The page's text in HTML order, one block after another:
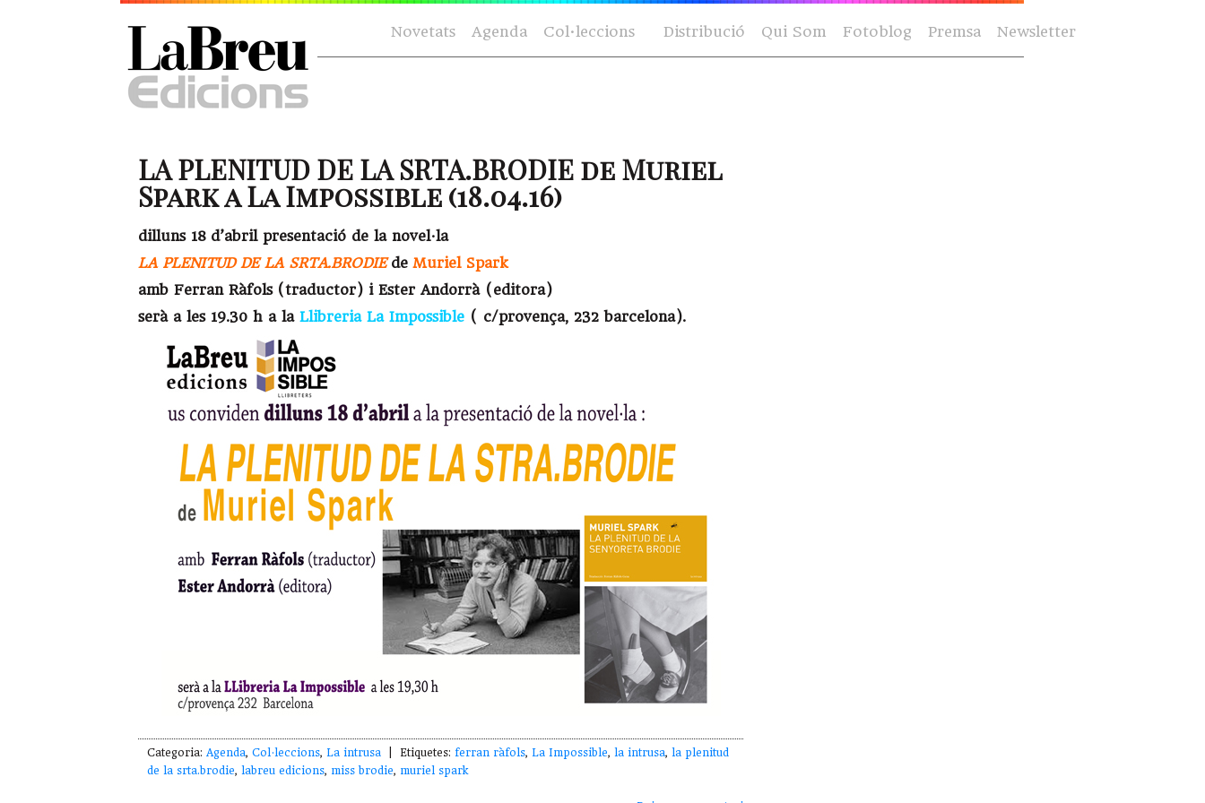
Novetats Agenda Col·leccions Distribució Qui Som Fotoblog Premsa Newsletter
LA PLENITUD DE LA SRTA.BRODIE de Muriel
Spark a La Impossible (18.04.16)
dilluns 18 d’abril presentació de la novel·la
LA PLENITUD DE LA SRTA.BRODIE de Muriel Spark
amb Ferran Ràfols (traductor) i Ester Andorrà (editora)
serà a les 19.30 h a laLlibreria La Impossible ( c/provença, 232 barcelona).
Categoria:Agenda,Col·leccions,La intrusa | Etiquetes:ferran ràfols,La Impossible,la intrusa,la plenitud
de la srta.brodie,labreu edicions, miss brodie, muriel spark